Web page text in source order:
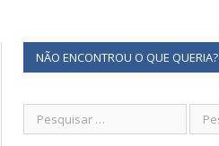
NÃO ENCONTROU O QUE QUERIA?